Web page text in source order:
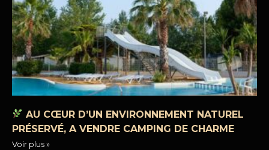
AU CŒUR D’UN ENVIRONNEMENT NATUREL
PRÉSERVÉ, A VENDRE CAMPING DE CHARME
Voir plus »